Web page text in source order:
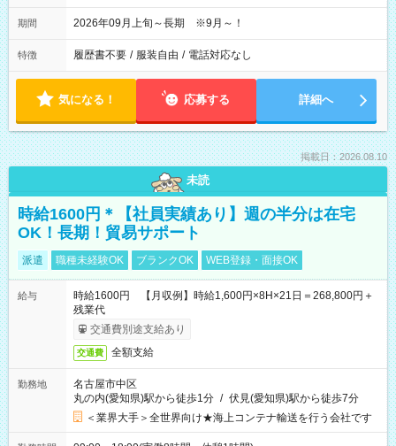
期間 2026年09月上旬～長期 ※9月～！
特徴 履歴書不要 / 服装自由 / 電話対応なし
気になる！ 応募する 詳細へ
掲載日：2026.08.10
未読
時給1600円＊【社員実績あり】週の半分は在宅
OK！長期！貿易サポート
派遣 職種未経験OK ブランクOK WEB登録・面接OK
給与
時給1600円 【月収例】時給1,600円×8H×21日＝268,800円＋
残業代
交通費別途支給あり
交通費 全額支給
勤務地
名古屋市中区
丸の内(愛知県)駅から徒歩1分 / 伏見(愛知県)駅から徒歩7分
＜業界大手＞全世界向け★海上コンテナ輸送を行う会社です